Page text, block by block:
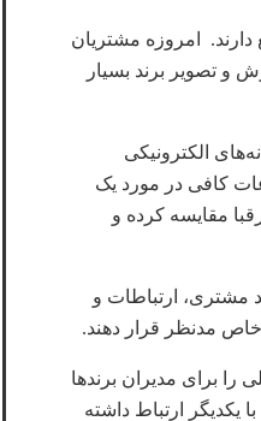
دارند. امروزه مشتریان
و تصویر برند بسیار
الکترونیکی
کافی در مورد یک
مقایسه کرده و
مشتری، ارتباطات و
مدنظر قرار دهند.
برای مدیران برندها
یکدیگر ارتباط داشته